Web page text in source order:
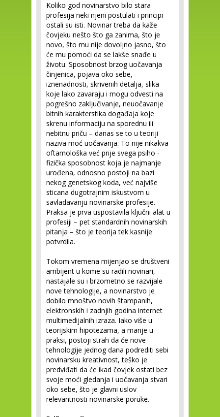
Koliko god novinarstvo bilo stara
profesija neki njeni postulati i principi
ostali su isti. Novinar treba da kaže
čovjeku nešto što ga zanima, što je
novo, što mu nije dovoljno jasno, što
će mu pomoći da se lakše snađe u
životu. Sposobnost brzog uočavanja
činjenica, pojava oko sebe,
iznenadnosti, skrivenih detalja, slika
koje lako zavaraju i mogu odvesti na
pogrešno zaključivanje, neuočavanje
bitnih karakterstika događaja koje
skrenu informaciju na sporednu ili
nebitnu priču – danas se to u teoriji
naziva moć uočavanja. To nije nikakva
oftamološka već prije svega psiho -
fizička sposobnost koja je najmanje
urođena, odnosno postoji na bazi
nekog genetskog koda, već najviše
sticana dugotrajnim iskustvom u
savladavanju novinarske profesije.
Praksa je prva uspostavila ključni alat u
profesiji – pet standardnih novinarskih
pitanja – što je teorija tek kasnije
potvrdila.
Tokom vremena mijenjao se društveni
ambijent u kome su radili novinari,
nastajale su i brzometno se razvijale
nove tehnologije, a novinarstvo je
dobilo mnoštvo novih štampanih,
elektronskih i zadnjih godina internet
multimedijalnih izraza. Iako više u
teorijskim hipotezama, a manje u
praksi, postoji strah da će nove
tehnologije jednog dana podrediti sebi
novinarsku kreativnost, teško je
predviđati da će ikad čovjek ostati bez
svoje moći gledanja i uočavanja stvari
oko sebe, što je glavni uslov
relevantnosti novinarske poruke.